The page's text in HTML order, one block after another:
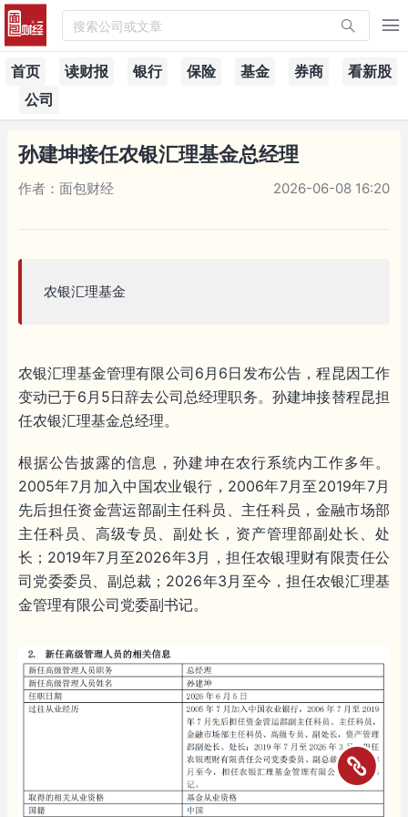
搜索公司或文章
首页 读财报 银行 保险 基金 券商
看新股
公司
孙建坤接任农银汇理基金总经理
作者：面包财经 2026-06-08 16:20
农银汇理基金
农银汇理基金管理有限公司6月6日发布公告，程昆因工作
变动已于6月5日辞去公司总经理职务。孙建坤接替程昆担
任农银汇理基金总经理。
根据公告披露的信息，孙建坤在农行系统内工作多年。
2005年7月加入中国农业银行，2006年7月至2019年7月
先后担任资金营运部副主任科员、主任科员，金融市场部
主任科员、高级专员、副处长，资产管理部副处长、处
长；2019年7月至2026年3月，担任农银理财有限责任公
司党委委员、副总裁；2026年3月至今，担任农银汇理基
金管理有限公司党委副书记。